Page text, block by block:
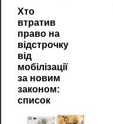
Хто
втратив
право на
відстрочку
від
мобілізації
за новим
законом:
список